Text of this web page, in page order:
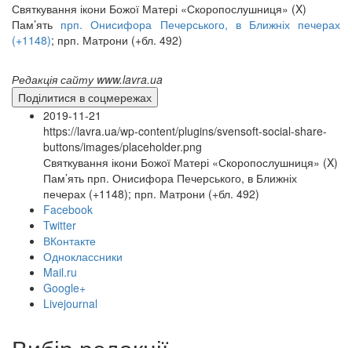
онлайн трансляції
12 сентября 2015
12 сентября 2015
12 сентября 2015Название трансляции
Святкування ікони Божої Матері «Скоропослушниця» (X)
Пам’ять прп. Онисифора Печерського, в Ближніх печерах
(+1148); прп. Матрони (+бл. 492)
Редакція сайту www.lavra.ua
Поділитися в соцмережах
2019-11-21
https://lavra.ua/wp-content/plugins/svensoft-social-share-
buttons/images/placeholder.png
Святкування ікони Божої Матері «Скоропослушниця» (X)
Пам’ять прп. Онисифора Печерського, в Ближніх
печерах (+1148); прп. Матрони (+бл. 492)
Facebook
Twitter
ВКонтакте
Одноклассники
Mail.ru
Google+
Livejournal